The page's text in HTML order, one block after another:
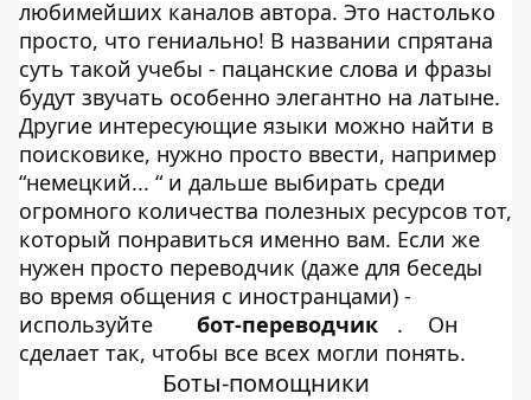
любимейших каналов автора. Это настолько
просто, что гениально! В названии спрятана
суть такой учебы - пацанские слова и фразы
будут звучать особенно элегантно на латыне.
Другие интересующие языки можно найти в
поисковике, нужно просто ввести, например
“немецкий... “ и дальше выбирать среди
огромного количества полезных ресурсов тот,
который понравиться именно вам. Если же
нужен просто переводчик (даже для беседы
во время общения с иностранцами) -
используйте
бот-переводчик .
Он
сделает так, чтобы все всех могли понять.
Боты-помощники